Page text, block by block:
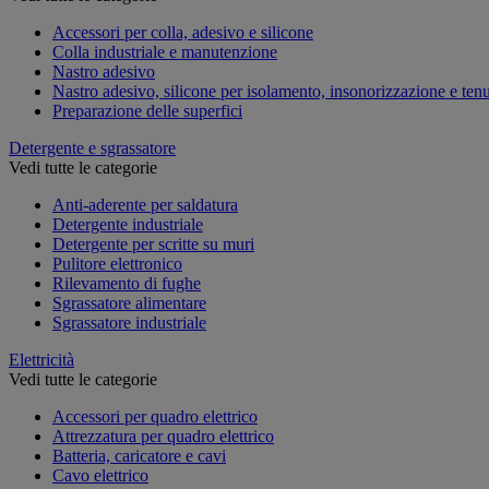
Accessori per colla, adesivo e silicone
Colla industriale e manutenzione
Nastro adesivo
Nastro adesivo, silicone per isolamento, insonorizzazione e
Preparazione delle superfici
Detergente e sgrassatore
Vedi tutte le categorie
Anti-aderente per saldatura
Detergente industriale
Detergente per scritte su muri
Pulitore elettronico
Rilevamento di fughe
Sgrassatore alimentare
Sgrassatore industriale
Elettricità
Vedi tutte le categorie
Accessori per quadro elettrico
Attrezzatura per quadro elettrico
Batteria, caricatore e cavi
Cavo elettrico